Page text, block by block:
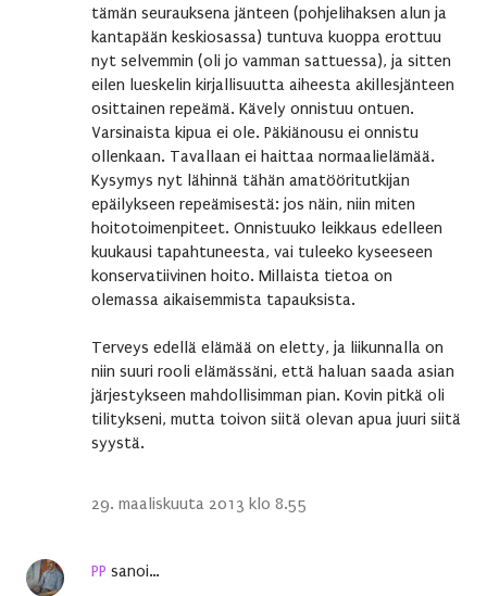
tämän seurauksena jänteen (pohjelihaksen alun ja
kantapään keskiosassa) tuntuva kuoppa erottuu
nyt selvemmin (oli jo vamman sattuessa), ja sitten
eilen lueskelin kirjallisuutta aiheesta akillesjänteen
osittainen repeämä. Kävely onnistuu ontuen.
Varsinaista kipua ei ole. Päkiänousu ei onnistu
ollenkaan. Tavallaan ei haittaa normaalielämää.
Kysymys nyt lähinnä tähän amatööritutkijan
epäilykseen repeämisestä: jos näin, niin miten
hoitotoimenpiteet. Onnistuuko leikkaus edelleen
kuukausi tapahtuneesta, vai tuleeko kyseeseen
konservatiivinen hoito. Millaista tietoa on
olemassa aikaisemmista tapauksista.
Terveys edellä elämää on eletty, ja liikunnalla on
niin suuri rooli elämässäni, että haluan saada asian
järjestykseen mahdollisimman pian. Kovin pitkä oli
tilitykseni, mutta toivon siitä olevan apua juuri siitä
syystä.
29. maaliskuuta 2013 klo 8.55
PP sanoi…